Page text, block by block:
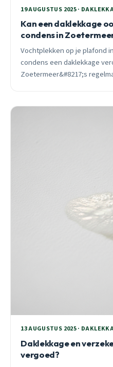
19 AUGUSTUS 2025 ·
Kan een daklekkage
condens in
Vochtplekken op je plafond
condens een daklekkage
Zoetermeer&#8217;s
Meerzicht.
13 AUGUSTUS 2025 ·
Daklekkage en
vergoed?